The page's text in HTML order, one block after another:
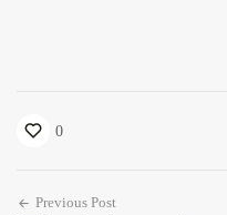
0
Previous Post